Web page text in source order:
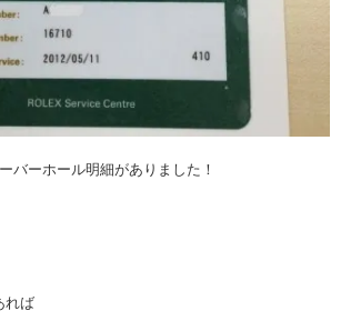
バーホール明細がありました！
れば